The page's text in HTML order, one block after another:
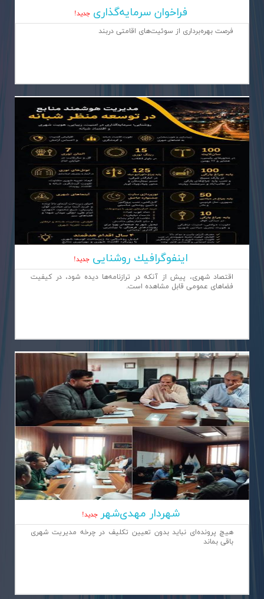
فراخوان سرمایه‌گذاری جديد!
فرصت بهره‌برداری از سوئیت‌های اقامتی دربند
اینفوگرافیك روشنایی‌ جديد!
اقتصاد شهری، پیش از آنکه در ترازنامه‌ها دیده شود، در کیفیت
فضاهای عمومی قابل مشاهده است.
شهردار مهدی‌شهر جديد!
هیچ پرونده‌ای نباید بدون تعیین تکلیف در چرخه مدیریت شهری
باقی بماند